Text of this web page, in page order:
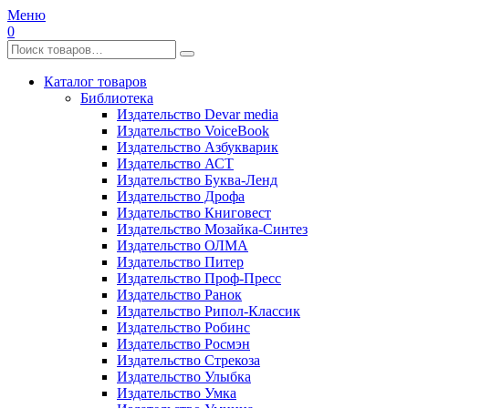
Меню
0
Каталог товаров
Библиотека
Издательство Devar media
Издательство VoiceBook
Издательство Азбукварик
Издательство АСТ
Издательство Буква-Ленд
Издательство Дрофа
Издательство Книговест
Издательство Мозайка-Синтез
Издательство ОЛМА
Издательство Питер
Издательство Проф-Пресс
Издательство Ранок
Издательство Рипол-Классик
Издательство Робинс
Издательство Росмэн
Издательство Стрекоза
Издательство Улыбка
Издательство Умка